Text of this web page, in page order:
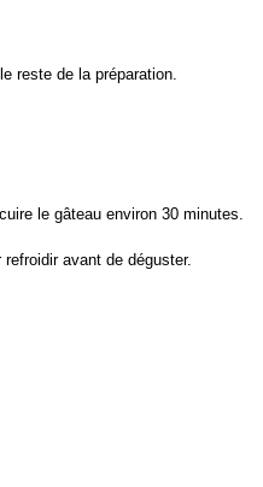
reste de la préparation.
le gâteau environ 30 minutes.
refroidir avant de déguster.